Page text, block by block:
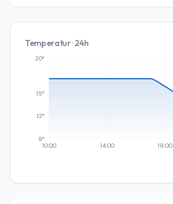
Temperatur · 24h
10:00 14:00 18:00
9°
12°
15°
20°